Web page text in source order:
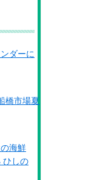
ダーに
橋市場夏
海鮮
ひしの